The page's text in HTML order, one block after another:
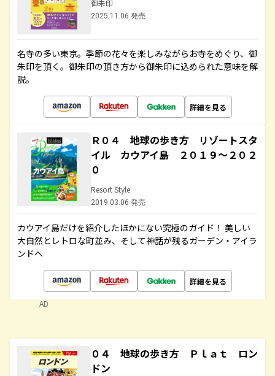
御朱印
2025.11.06 発売
名寺の多い東京。季節の花々を楽しみながらお寺をめぐり、御
朱印を頂く。御朱印の頂き方から御朱印に込められた意味を解
説。
詳細を見る
Ｒ０４ 地球の歩き方 リゾートスタ
イル カウアイ島 ２０１９～２０２
０
Resort Style
2019.03.06 発売
カウアイ島だけを紹介したほかにない究極のガイド！ 美しい
大自然とレトロな町並み、そして神話が残るガーデン・アイラ
ンドへ
詳細を見る
AD
０４ 地球の歩き方 Ｐｌａｔ ロン
ドン